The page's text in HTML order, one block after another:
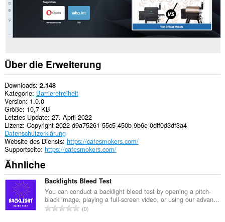
Über die Erweiterung
Downloads 2.148
Kategorie Barrierefreiheit
Version 1.0.0
Größe 10,7 KB
Letztes Update 27. April 2022
Lizenz Copyright 2022 d9a75261-55c5-450b-9b6e-0dff0d3df3a4
Datenschutzerklärung
Website des Diensts https://cafesmokers.com/
Supportseite https://cafesmokers.com/
Ähnliche
Backlights Bleed Test
You can conduct a backlight bleed test by opening a pitch-
black image, playing a full-screen video, or using our advan...
G0